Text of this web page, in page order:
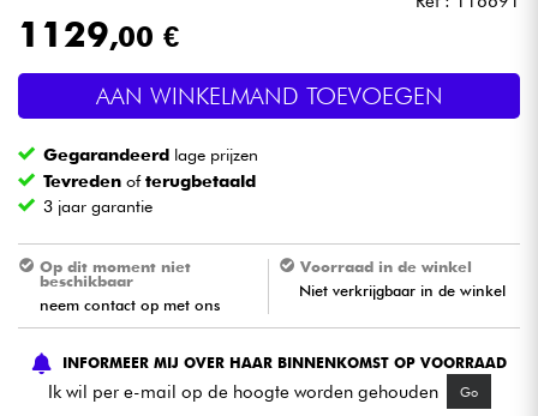
Licht
Drums & percussie
Blaasinstrument
Kinderen
Kabels & toebehoren
1129,00 €
AAN WINKELMAND TOEVOEGEN
Gegarandeerd lage prijzen
Tevreden ofterugbetaald
3 jaar garantie
Op dit moment niet
beschikbaar
neem contact op met ons
Voorraad in de winkel
Niet verkrijgbaar in de winkel
INFORMEER MIJ OVER HAAR BINNENKOMST OP VOORRAAD
Ik wil per e-mail op de hoogte worden gehouden Go